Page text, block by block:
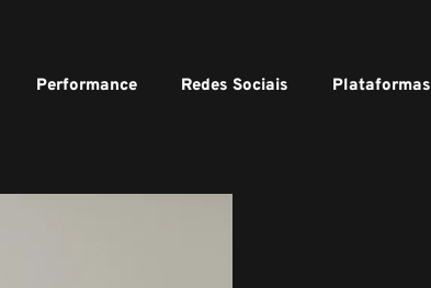
Performance Redes Sociais Plataformas